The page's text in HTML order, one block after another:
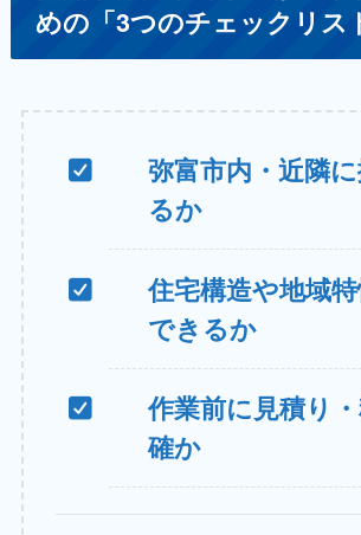
めの「3つのチェックリス
弥富市内・近隣
るか
住宅構造や地域
できるか
作業前に見積り
確か